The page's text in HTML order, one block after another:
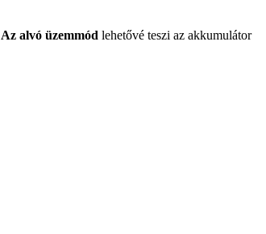
Az alvó üzemmód lehetővé teszi az akkumulátor